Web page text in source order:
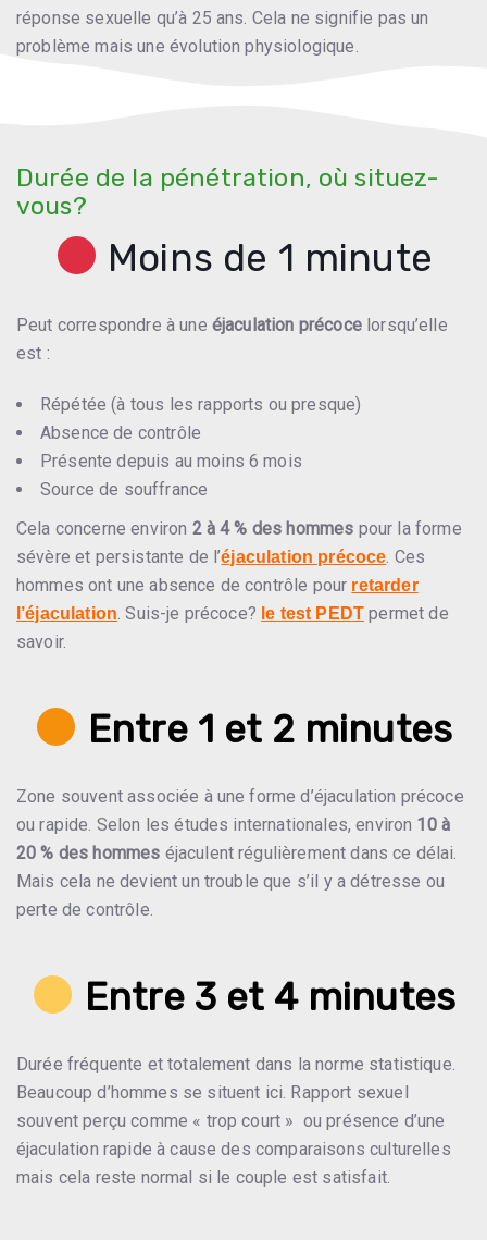
réponse sexuelle qu’à 25 ans. Cela ne signifie pas un
problème mais une évolution physiologique.
Durée de la pénétration, où situez-
vous?
Moins de 1 minute
Peut correspondre à une éjaculation précocelorsqu’elle
est :
Répétée (à tous les rapports ou presque)
Absence de contrôle
Présente depuis au moins 6 mois
Source de souffrance
Cela concerne environ 2 à 4 % des hommes pour la forme
sévère et persistante de l’éjaculation précoce. Ces
hommes ont une absence de contrôle pour retarder
l’éjaculation. Suis-je précoce? le test PEDT permet de
savoir.
Entre 1 et 2 minutes
Zone souvent associée à une forme d’éjaculation précoce
ou rapide. Selon les études internationales, environ 10 à
20 % des hommes éjaculent régulièrement dans ce délai.
Mais cela ne devient un trouble que s’il y a détresse ou
perte de contrôle.
Entre 3 et 4 minutes
Durée fréquente et totalement dans la norme statistique.
Beaucoup d’hommes se situent ici. Rapport sexuel
souvent perçu comme « trop court » ou présence d’une
éjaculation rapide à cause des comparaisons culturelles
mais cela reste normal si le couple est satisfait.